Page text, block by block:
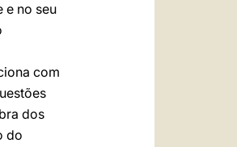
e no seu
com
dos
do